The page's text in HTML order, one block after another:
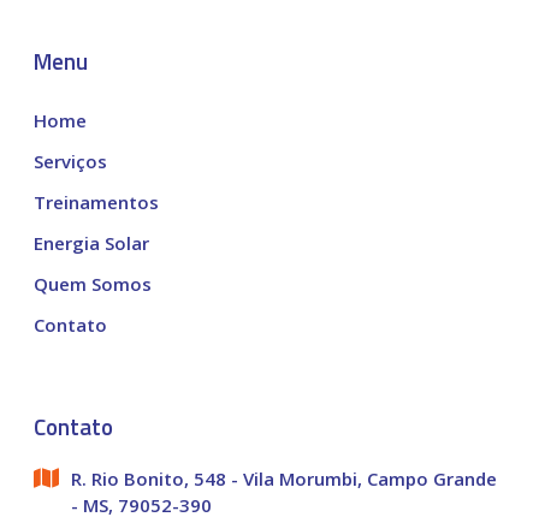
Menu
Home
Serviços
Treinamentos
Energia Solar
Quem Somos
Contato
Contato
R. Rio Bonito, 548 - Vila Morumbi, Campo Grande
- MS, 79052-390